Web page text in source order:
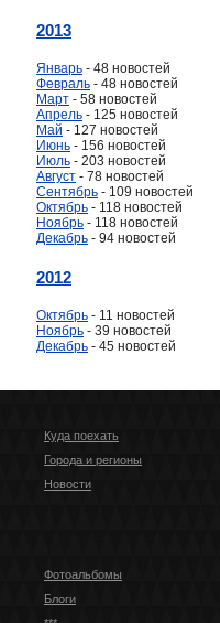
2013
Январь - 48 новостей
Февраль - 48 новостей
Март - 58 новостей
Апрель - 125 новостей
Май - 127 новостей
Июнь - 156 новостей
Июль - 203 новостей
Август - 78 новостей
Сентябрь - 109 новостей
Октябрь - 118 новостей
Ноябрь - 118 новостей
Декабрь - 94 новостей
2012
Октябрь - 11 новостей
Ноябрь - 39 новостей
Декабрь - 45 новостей
Куда поехать
Города и регионы
Новости
Фотоальбомы
Блоги